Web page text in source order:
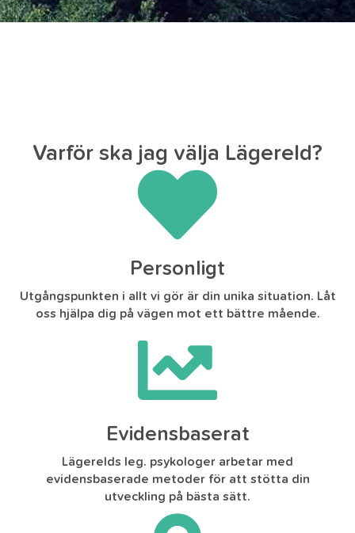
Varför ska jag välja Lägereld?
Personligt
Utgångspunkten i allt vi gör är din unika situation. Låt
oss hjälpa dig på vägen mot ett bättre mående.
Evidensbaserat
Lägerelds leg. psykologer arbetar med
evidensbaserade metoder för att stötta din
utveckling på bästa sätt.